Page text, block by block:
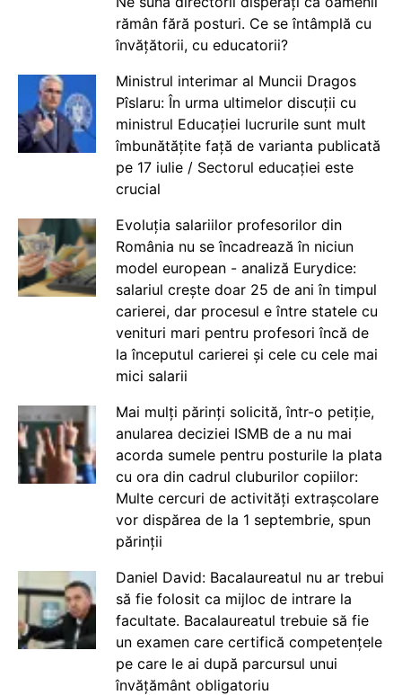
rămân fără posturi. Ce se întâmplă cu
învățătorii, cu educatorii?
Ministrul interimar al Muncii Dragos
Pîslaru: În urma ultimelor discuții cu
ministrul Educației lucrurile sunt mult
îmbunătățite față de varianta publicată
pe 17 iulie / Sectorul educației este
crucial
Evoluția salariilor profesorilor din
România nu se încadrează în niciun
model european - analiză Eurydice:
salariul crește doar 25 de ani în timpul
carierei, dar procesul e între statele cu
venituri mari pentru profesori încă de
la începutul carierei și cele cu cele mai
mici salarii
Mai mulți părinți solicită, într-o petiție,
anularea deciziei ISMB de a nu mai
acorda sumele pentru posturile la plata
cu ora din cadrul cluburilor copiilor:
Multe cercuri de activități extrașcolare
vor dispărea de la 1 septembrie, spun
părinții
Daniel David: Bacalaureatul nu ar trebui
să fie folosit ca mijloc de intrare la
facultate. Bacalaureatul trebuie să fie
un examen care certifică competențele
pe care le ai după parcursul unui
învățământ obligatoriu